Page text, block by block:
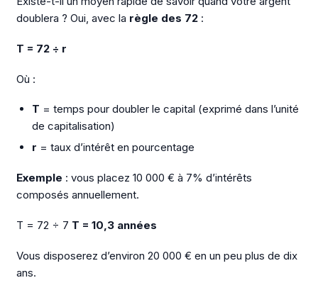
doublera ? Oui, avec la règle des 72:
T = 72 ÷ r
Où :
T = temps pour doubler le capital (exprimé dans l’unité
de capitalisation)
r = taux d’intérêt en pourcentage
Exemple : vous placez 10 000 € à 7% d’intérêts
composés annuellement.
T = 72 ÷ 7 T = 10,3 années
Vous disposerez d’environ 20 000 € en un peu plus de dix
ans.